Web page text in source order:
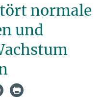
normale
und